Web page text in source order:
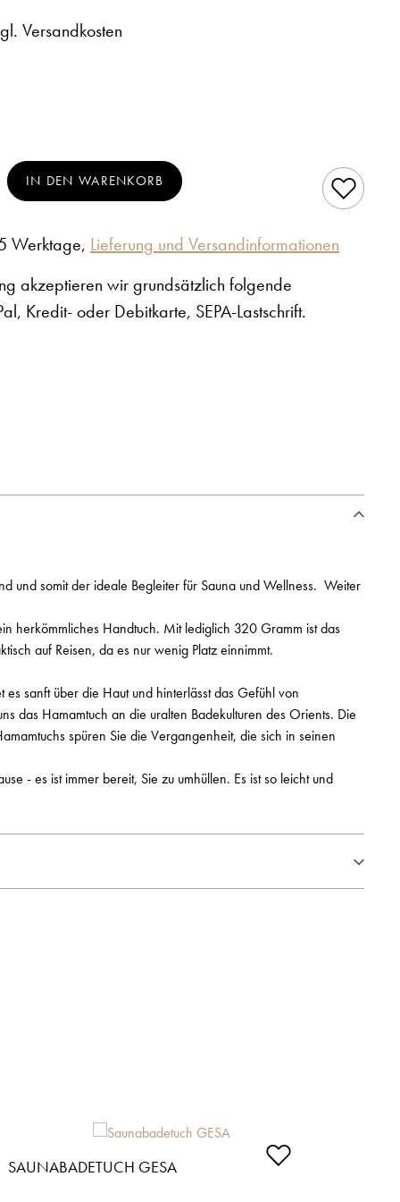
Versandkosten
Gib den gewünschten Wert ein oder
IN DEN WARENKORB
Werktage, Lieferung und Versandinformationen
akzeptieren wir grundsätzlich folgende
Kredit- oder Debitkarte, SEPA-Lastschrift.
und somit der ideale Begleiter für Sauna und Wellness. Weiter
herkömmliches Handtuch. Mit lediglich 320 Gramm ist das
auf Reisen, da es nur wenig Platz einnimmt.
sanft über die Haut und hinterlässt das Gefühl von
das Hamamtuch an die uralten Badekulturen des Orients. Die
spüren Sie die Vergangenheit, die sich in seinen
- es ist immer bereit, Sie zu umhüllen. Es ist so leicht und
SAUNABADETUCH GESA